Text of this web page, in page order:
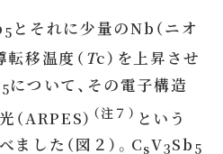
5 とそれに少量のNb（ニオ
移温度（ Tc）を上昇させ
5について、その電子構造
ARPES） （注７） という
した（図２）。CsV3Sb 5